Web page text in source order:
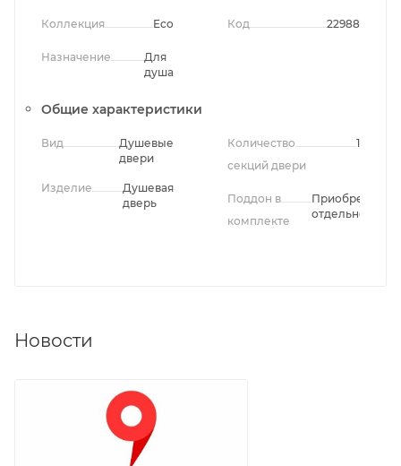
Коллекция Eco
Назначение
Для
душа
Код 22988
Общие характеристики
Вид
Душевые
двери
Изделие
Душевая
дверь
Количество
секций двери
1
Поддон в
комплекте
Приобретается
отдельно
Новости